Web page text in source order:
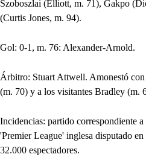
Szoboszlai (Elliott, m. 71), Gakpo
(Curtis Jones, m. 94).
Gol: 0-1, m. 76: Alexander-Arnold.
Árbitro: Stuart Attwell. Amonestó
(m. 70) y a los visitantes Bradley
Incidencias: partido correspondiente
'Premier League' inglesa disputado
32.000 espectadores.